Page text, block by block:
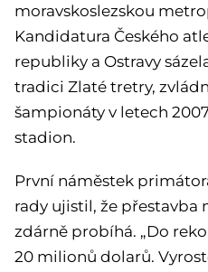
moravskoslezskou
Kandidatura Českého
republiky a Ostravy
tradici Zlaté tretry,
šampionáty v letech
stadion.
První náměstek
rady ujistil, že přestavba
zdárně probíhá. „Do
20 milionů dolarů.